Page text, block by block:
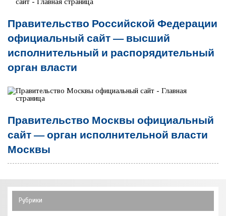
Правительство Российской Федерации
официальный сайт — высший
исполнительный и распорядительный
орган власти
Правительство Москвы официальный
сайт — орган исполнительной власти
Москвы
Рубрики